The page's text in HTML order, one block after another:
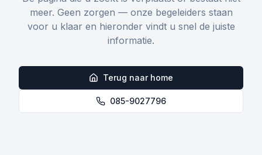
meer. Geen zorgen — onze begeleiders staan
voor u klaar en hieronder vindt u snel de juiste
informatie.
Terug naar home
085-9027796